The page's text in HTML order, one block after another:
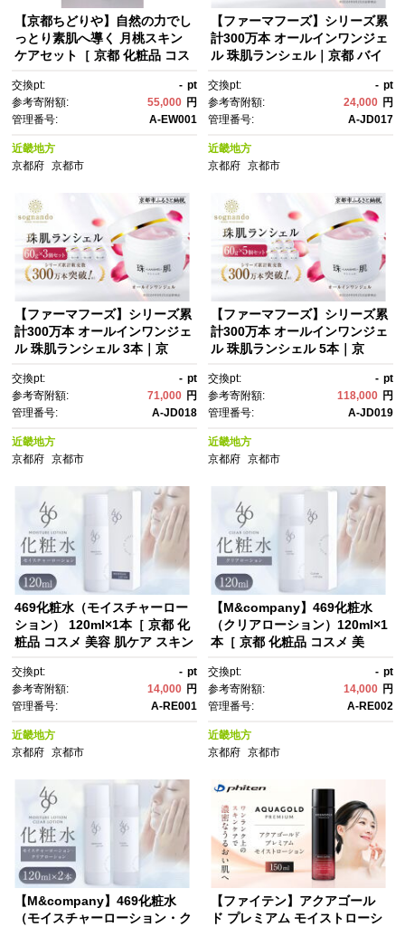
【京都ちどりや】自然の力でし
っとり素肌へ導く 月桃スキン
ケアセット［ 京都 化粧品 コス
気 おすすめ 高価 通販 ］
交換pt: - pt
参考寄附額:
55,000 円
管理番号:
A-EW001
近畿地方
京都府
京都市
【ファーマフーズ】シリーズ累
計300万本 オールインワンジェ
ル 珠肌ランシェル｜京都 バイ
コスメ［ 美肌へ導くオールイ
ンワンジェル 化粧水 乳液 美容
液 クリーム 手軽 うるおい 人
気 おすすめ スキンケア エイジ
ングケア 化粧品 美容液 ギフ
ト プレゼント お取り寄せ 通
販 送料無料 ふるさと納税 ］
交換pt: - pt
参考寄附額:
24,000 円
管理番号:
A-JD017
近畿地方
京都府 京都市
【ファーマフーズ】シリーズ累
計300万本 オールインワンジェ
ル 珠肌ランシェル 3本｜京
メ 人気コスメ［ 美肌へ導くオ
ールインワンジェル 化粧水 乳
液 美容液 クリーム 手軽 うるお
い 人気 おすすめ スキンケア エ
イジングケア 化粧品 美容液 ギ
フト プレゼント お取り寄せ 通
販 送料無料 ふるさと納税 ］
交換pt: - pt
参考寄附額:
71,000 円
管理番号:
A-JD018
近畿地方
京都府
京都市
【ファーマフーズ】シリーズ累
計300万本 オールインワンジェ
ル 珠肌ランシェル 5本｜京
メ 人気コスメ［ 美肌へ導くオ
ールインワンジェル 化粧水 乳
液 美容液 クリーム 手軽 うるお
い 人気 おすすめ スキンケア エ
イジングケア 化粧品 美容液 ギ
フト プレゼント お取り寄せ 通
販 送料無料 ふるさと納税 ］
交換pt: - pt
参考寄附額:
118,000 円
管理番号:
A-JD019
近畿地方
京都府 京都市
469化粧水（モイスチャーロー
ション） 120ml×1本［ 京都 化
粧品 コスメ 美容 肌ケア スキン
販 ］
交換pt: - pt
参考寄附額:
14,000 円
管理番号:
A-RE001
近畿地方
京都府
京都市
【M&company】469化粧水
（クリアローション）120ml×1
本［ 京都 化粧品 コスメ 美
すめ 高価 通販 ］
交換pt: - pt
参考寄附額:
14,000 円
管理番号:
A-RE002
近畿地方
京都府 京都市
【M&company】469化粧水
（モイスチャーローション・ク
【ファイテン】アクアゴール
ド プレミアム モイストローシ